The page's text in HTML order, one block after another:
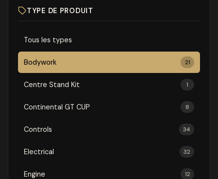
TYPE DE PRODUIT
Tous les types
Bodywork 21
Centre Stand Kit 1
Continental GT CUP 8
Controls 34
Electrical 32
Engine 12